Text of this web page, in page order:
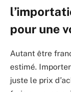
pour une
Autant être
estimé.
juste le prix